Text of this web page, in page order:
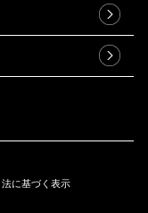
に基づく表示